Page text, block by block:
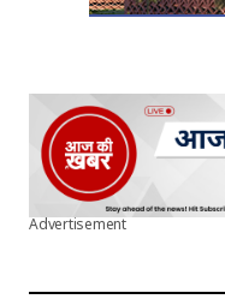
Advertisement